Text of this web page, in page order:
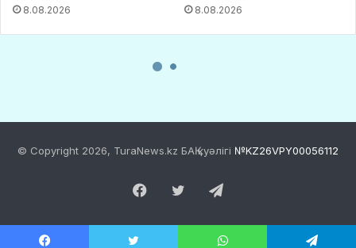
© Copyright 2026, TuraNews.kz БАҚ куәлігі №KZ26VPY00056112
Facebook
Twitter